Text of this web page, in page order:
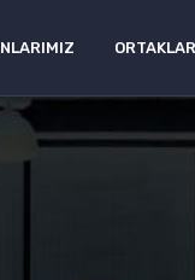
ORTAKLAR